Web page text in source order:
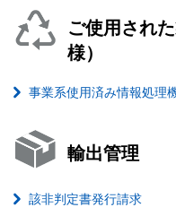
ご使用され
様）
事業系使用済み情報処理
輸出管理
該非判定書発行請求